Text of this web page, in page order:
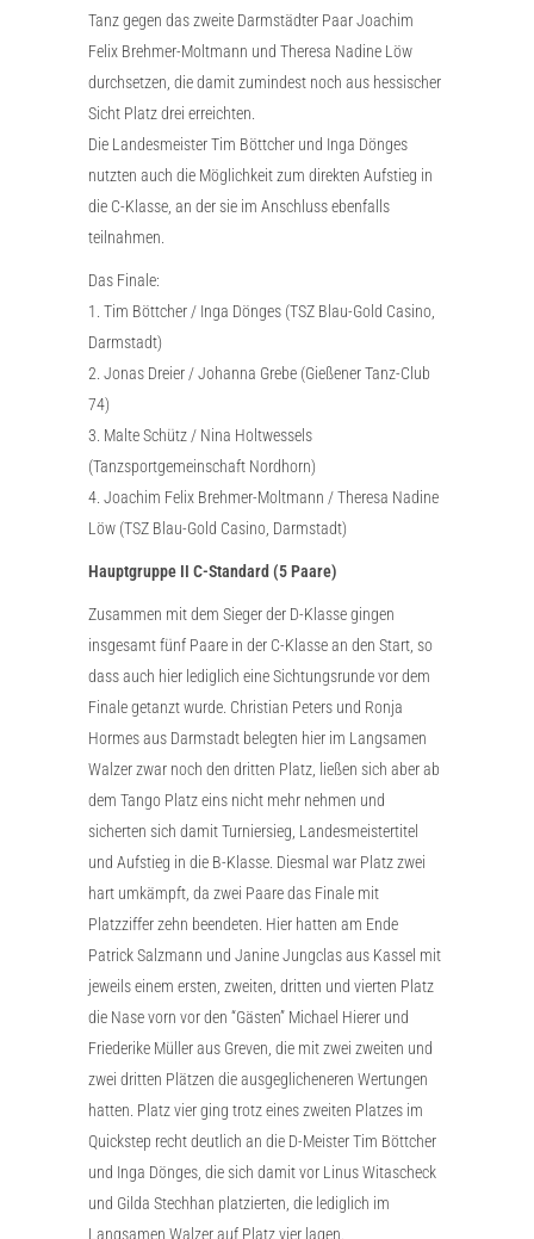
Tanz gegen das zweite Darmstädter Paar Joachim
Felix Brehmer-Moltmann und Theresa Nadine Löw
durchsetzen, die damit zumindest noch aus hessischer
Sicht Platz drei erreichten.
Die Landesmeister Tim Böttcher und Inga Dönges
nutzten auch die Möglichkeit zum direkten Aufstieg in
die C-Klasse, an der sie im Anschluss ebenfalls
teilnahmen.
Das Finale:
1. Tim Böttcher / Inga Dönges (TSZ Blau-Gold Casino,
Darmstadt)
2. Jonas Dreier / Johanna Grebe (Gießener Tanz-Club
74)
3. Malte Schütz / Nina Holtwessels
(Tanzsportgemeinschaft Nordhorn)
4. Joachim Felix Brehmer-Moltmann / Theresa Nadine
Löw (TSZ Blau-Gold Casino, Darmstadt)
Hauptgruppe II C-Standard (5 Paare)
Zusammen mit dem Sieger der D-Klasse gingen
insgesamt fünf Paare in der C-Klasse an den Start, so
dass auch hier lediglich eine Sichtungsrunde vor dem
Finale getanzt wurde. Christian Peters und Ronja
Hormes aus Darmstadt belegten hier im Langsamen
Walzer zwar noch den dritten Platz, ließen sich aber ab
dem Tango Platz eins nicht mehr nehmen und
sicherten sich damit Turniersieg, Landesmeistertitel
und Aufstieg in die B-Klasse. Diesmal war Platz zwei
hart umkämpft, da zwei Paare das Finale mit
Platzziffer zehn beendeten. Hier hatten am Ende
Patrick Salzmann und Janine Jungclas aus Kassel mit
jeweils einem ersten, zweiten, dritten und vierten Platz
die Nase vorn vor den “Gästen” Michael Hierer und
Friederike Müller aus Greven, die mit zwei zweiten und
zwei dritten Plätzen die ausgeglicheneren Wertungen
hatten. Platz vier ging trotz eines zweiten Platzes im
Quickstep recht deutlich an die D-Meister Tim Böttcher
und Inga Dönges, die sich damit vor Linus Witascheck
und Gilda Stechhan platzierten, die lediglich im
Langsamen Walzer auf Platz vier lagen.